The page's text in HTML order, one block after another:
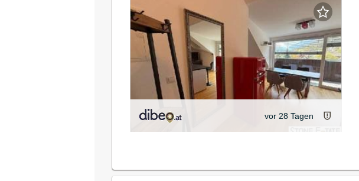
vor 28 Tagen